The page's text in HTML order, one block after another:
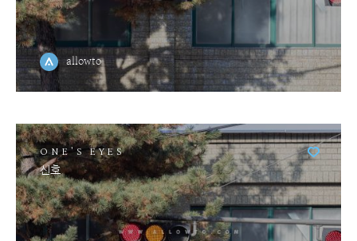
allowto
ONE'S EYES
신호